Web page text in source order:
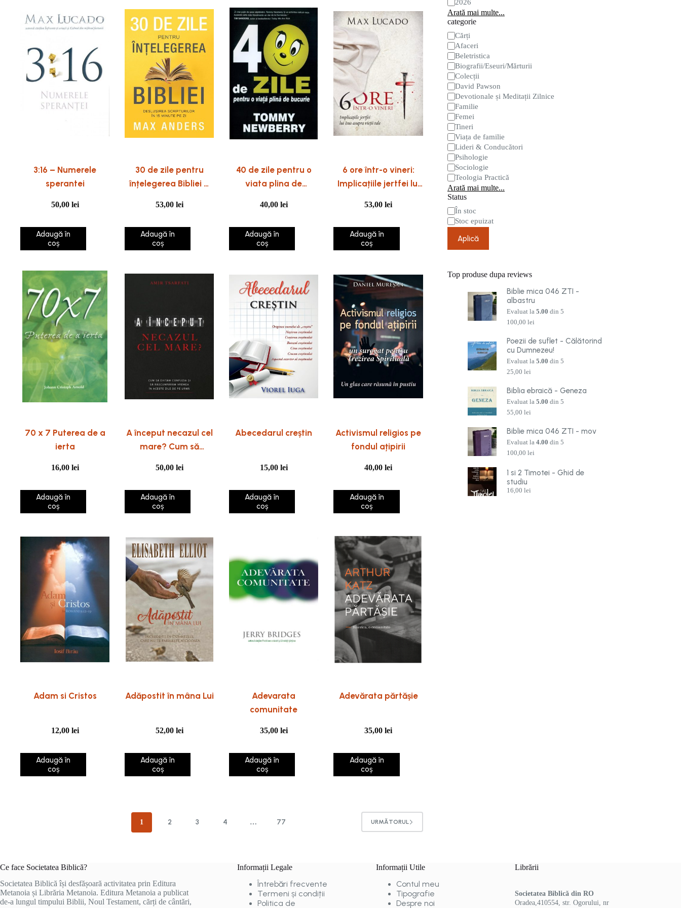
3:16 – Numerele
sperantei
50,00 lei
Adaugă în
coș
30 de zile pentru
înțelegerea Bibliei –
53,00 lei
Adaugă în
coș
40 de zile pentru o
viata plina de
40,00 lei
Adaugă în
coș
6 ore într-o vineri:
Implicațiile jertfei lui
53,00lei
Adaugă în
coș
70 x 7 Puterea de a
ierta
16,00 lei
Adaugă în
coș
A început necazul cel
mare? Cum să
răscumpărăm
vremea în aceste zile
de pe urmă
50,00 lei
Adaugă în
coș
Abecedarul creștin
15,00 lei
Adaugă în
coș
Activismul religios pe
fondul ațipirii
40,00lei
Adaugă în
coș
Adam si Cristos
12,00 lei
Adaugă în
coș
Adăpostit în mâna Lui
52,00 lei
Adaugă în
coș
Adevarata
comunitate
35,00 lei
Adaugă în
coș
Adevărata părtășie
35,00lei
Adaugă în
coș
1 2 3 4 … 77 URMĂTORUL
2026
Arată mai multe...
categorie
categorie
Cărți
Afaceri
Beletristica
Biografii/Eseuri/Mărturii
Colecții
David Pawson
Devotionale și Meditații Zilnice
Familie
Femei
Tineri
Viața de familie
Lideri & Conducători
Psihologie
Sociologie
Teologia Practică
Arată mai multe...
Status
StareÎn stoc
Stoc epuizat
Aplică
Top produse dupa reviews
Biblie mica 046 ZTI -
albastru
Evaluat la5.00 din 5
100,00lei
Poezii de suflet - Călătorind
cu Dumnezeu!
Evaluat la5.00 din 5
25,00lei
Biblia ebraică - Geneza
Evaluat la5.00 din 5
55,00lei
Biblie mica 046 ZTI - mov
Evaluat la4.00 din 5
100,00lei
1 si 2 Timotei - Ghid de
studiu
16,00lei
Ce face Societatea Biblică?
Societatea Biblică își desfășoară activitatea prin Editura
Metanoia și Librăria Metanoia. Editura Metanoia a publicat
de-a lungul timpului Biblii, Noul Testament, cărți de cântări,
Informații Legale
Întrebări frecvente
Termeni și condiții
Politica de
Informații Utile
Contul meu
Tipografie
Despre noi
Librării
Societatea Biblică din RO
Oradea,410554, str. Ogorului, nr